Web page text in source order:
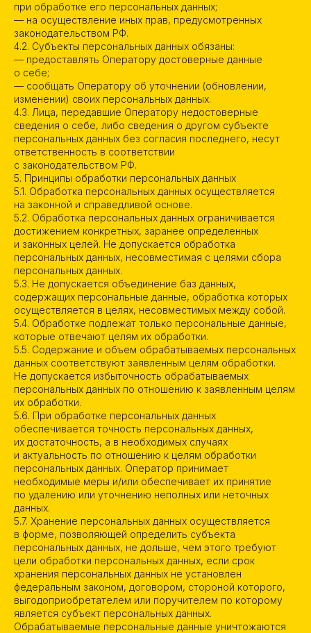
при обработке его персональных данных;
— на осуществление иных прав, предусмотренных
законодательством РФ.
4.2. Субъекты персональных данных обязаны:
— предоставлять Оператору достоверные данные
о себе;
— сообщать Оператору об уточнении (обновлении,
изменении) своих персональных данных.
4.3. Лица, передавшие Оператору недостоверные
сведения о себе, либо сведения о другом субъекте
персональных данных без согласия последнего, несут
ответственность в соответствии
с законодательством РФ.
5. Принципы обработки персональных данных
5.1. Обработка персональных данных осуществляется
на законной и справедливой основе.
5.2. Обработка персональных данных ограничивается
достижением конкретных, заранее определенных
и законных целей. Не допускается обработка
персональных данных, несовместимая с целями сбора
персональных данных.
5.3. Не допускается объединение баз данных,
содержащих персональные данные, обработка которых
осуществляется в целях, несовместимых между собой.
5.4. Обработке подлежат только персональные данные,
которые отвечают целям их обработки.
5.5. Содержание и объем обрабатываемых персональных
данных соответствуют заявленным целям обработки.
Не допускается избыточность обрабатываемых
персональных данных по отношению к заявленным целям
их обработки.
5.6. При обработке персональных данных
обеспечивается точность персональных данных,
их достаточность, а в необходимых случаях
и актуальность по отношению к целям обработки
персональных данных. Оператор принимает
необходимые меры и/или обеспечивает их принятие
по удалению или уточнению неполных или неточных
данных.
5.7. Хранение персональных данных осуществляется
в форме, позволяющей определить субъекта
персональных данных, не дольше, чем этого требуют
цели обработки персональных данных, если срок
хранения персональных данных не установлен
федеральным законом, договором, стороной которого,
выгодоприобретателем или поручителем по которому
является субъект персональных данных.
Обрабатываемые персональные данные уничтожаются